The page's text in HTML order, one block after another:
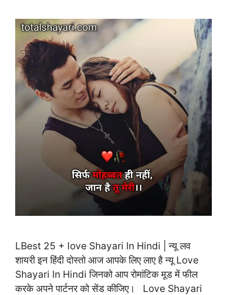
LBest 25 + love Shayari In Hindi | न्यू लव
शायरी इन हिंदी दोस्तो आज आपके लिए लाए है न्यू Love
Shayari In Hindi जिनको आप रोमांटिक मूड में फील
करके अपने पार्टनर को सेंड कीजिए। Love Shayari